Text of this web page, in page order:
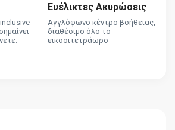
inclusive
Ευέλικτες Ακυρώσεις
Αγγλόφωνο κέντρο βοήθειας,
διαθέσιμο όλο το
εικοσιτετράωρο